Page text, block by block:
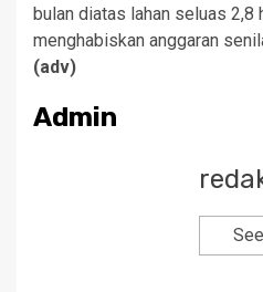
bulan diatas lahan seluas 2,8
menghabiskan anggaran
(adv)
Admin